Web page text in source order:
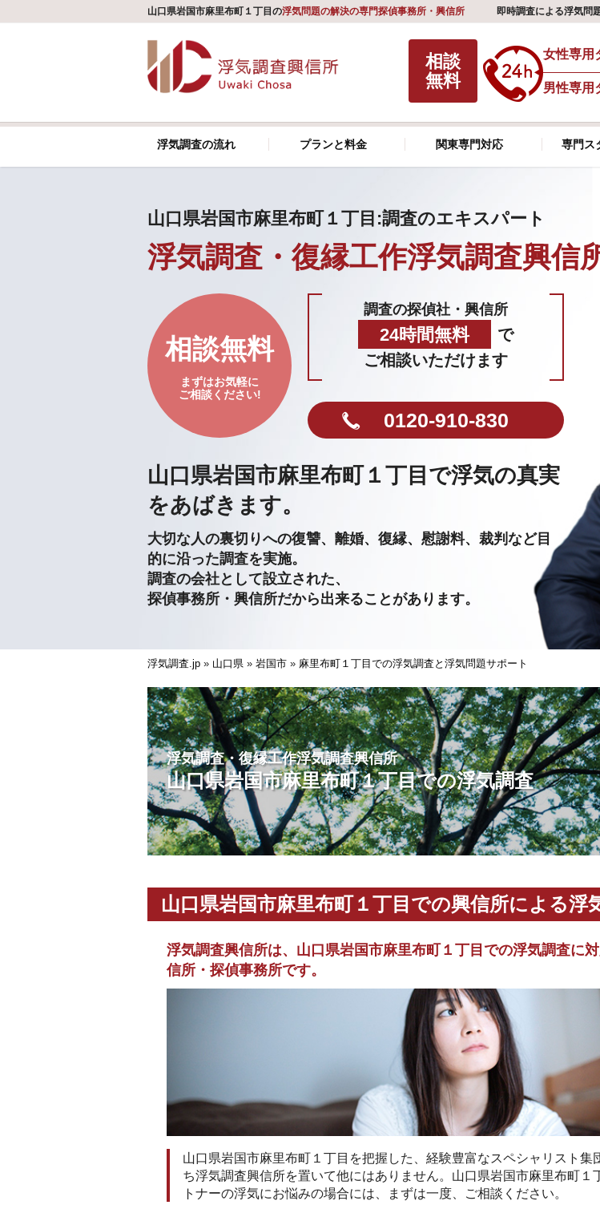
山口県岩国市麻里布町１丁目の浮気問題の解決の専門探偵事務所・興信所 即時調査による浮気問
相談
無料
女性専用
男性専用
浮気調査の流れ プランと料金 関東専門対応 専門ス
山口県岩国市麻里布町１丁目:調査のエキスパート
浮気調査・復縁工作浮気調査興信
相談無料
まずはお気軽に
ご相談ください!
調査の探偵社・興信所
24時間無料
で
ご相談いただけます
0120-910-830
山口県岩国市麻里布町１丁目で浮気の真実
をあばきます。
大切な人の裏切りへの復讐、離婚、復縁、慰謝料、裁判など目
的に沿った調査を実施。
調査の会社として設立された、
探偵事務所・興信所だから出来ることがあります。
浮気調査.jp » 山口県 » 岩国市 » 麻里布町１丁目での浮気調査と浮気問題サポート
浮気調査・復縁工作浮気調査興信所
山口県岩国市麻里布町１丁目での浮気調査
山口県岩国市麻里布町１丁目での興信所による浮
浮気調査興信所は、山口県岩国市麻里布町１丁目での浮気調査に
信所・探偵事務所です。
山口県岩国市麻里布町１丁目を把握した、経験豊富なスペシャリスト集
ち浮気調査興信所を置いて他にはありません。山口県岩国市麻里布町１
トナーの浮気にお悩みの場合には、まずは一度、ご相談ください。